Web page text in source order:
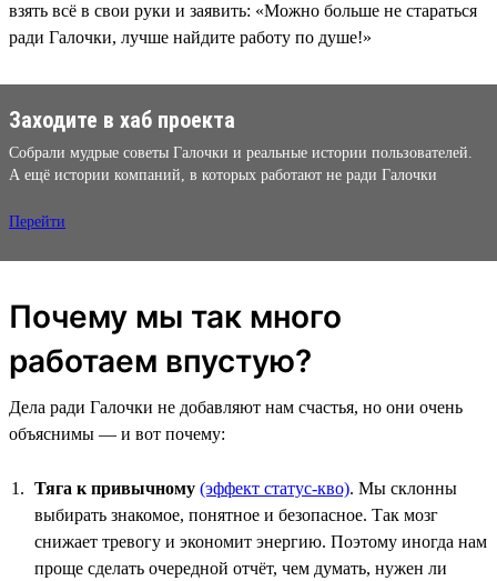
взять всё в свои руки и заявить: «Можно больше не стараться
ради Галочки, лучше найдите работу по душе!»
Заходите в хаб проекта
Собрали мудрые советы Галочки и реальные истории пользователей.
А ещё истории компаний, в которых работают не ради Галочки
Перейти
Почему мы так много
работаем впустую?
Дела ради Галочки не добавляют нам счастья, но они очень
объяснимы — и вот почему:
Тяга к привычному (эффект статус-кво). Мы склонны
выбирать знакомое, понятное и безопасное. Так мозг
снижает тревогу и экономит энергию. Поэтому иногда нам
проще сделать очередной отчёт, чем думать, нужен ли